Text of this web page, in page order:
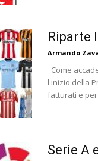
Riparte
Armando
Come
l'inizio della
fatturati e
Serie A